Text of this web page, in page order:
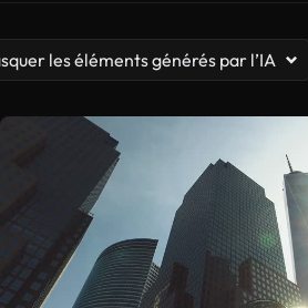
les éléments générés par l’IA